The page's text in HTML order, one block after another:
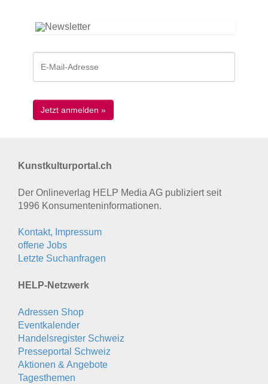
Kunstkulturportal.ch
Der Onlineverlag HELP Media AG publiziert seit
1996 Konsumenten­informationen.
Kontakt, Impressum
offene Jobs
Letzte Suchanfragen
HELP-Netzwerk
Adressen Shop
Eventkalender
Handelsregister Schweiz
Presseportal Schweiz
Aktionen & Angebote
Tagesthemen